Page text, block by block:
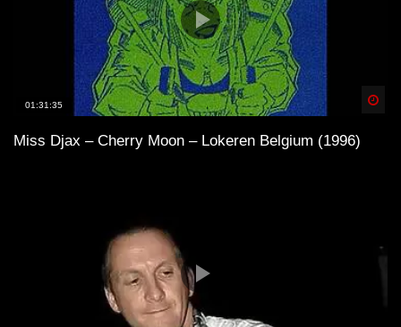
01:31:35
Miss Djax – Cherry Moon – Lokeren Belgium (1996)